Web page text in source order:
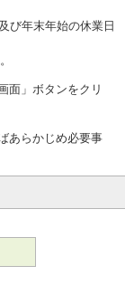
び年末年始の休業日
面」ボタンをクリ
あらかじめ必要事